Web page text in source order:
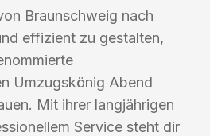
Braunschweig nach
effizient zu gestalten,
Umzugskönig Abend
Mit ihrer langjährigen
Service steht dir